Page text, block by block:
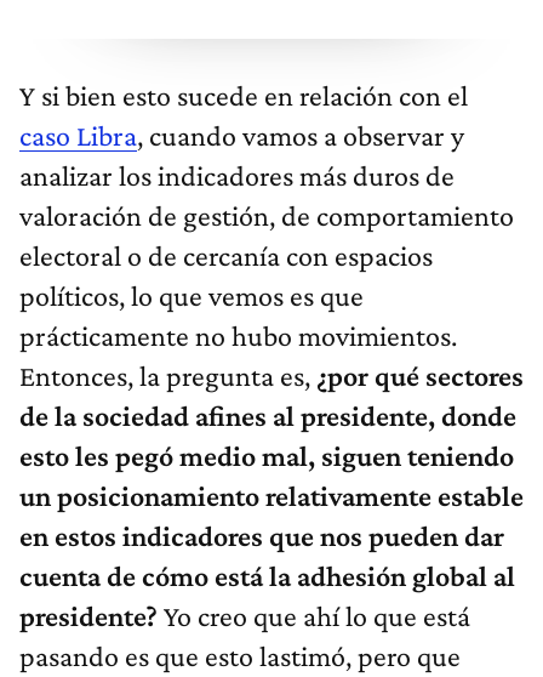
Y si bien esto sucede en relación con el
caso Libra, cuando vamos a observar y
analizar los indicadores más duros de
valoración de gestión, de comportamiento
electoral o de cercanía con espacios
políticos, lo que vemos es que
prácticamente no hubo movimientos.
Entonces, la pregunta es, ¿por qué sectores
de la sociedad afines al presidente, donde
esto les pegó medio mal, siguen teniendo
un posicionamiento relativamente estable
en estos indicadores que nos pueden dar
cuenta de cómo está la adhesión global al
presidente? Yo creo que ahí lo que está
pasando es que esto lastimó, pero que